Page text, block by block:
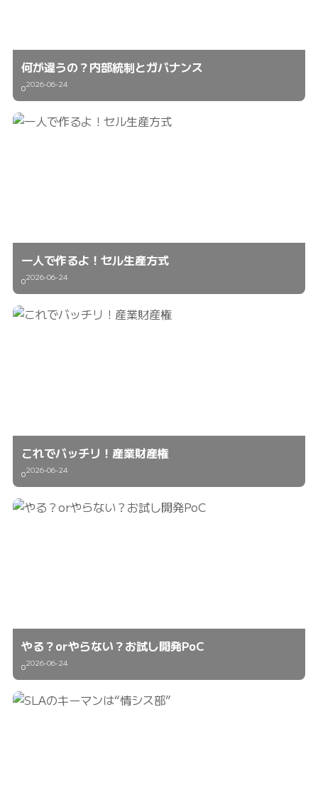
何が違うの？内部統制とガバナンス
02026-06-24
一人で作るよ！セル生産方式
02026-06-24
これでバッチリ！産業財産権
02026-06-24
やる？orやらない？お試し開発PoC
02026-06-24